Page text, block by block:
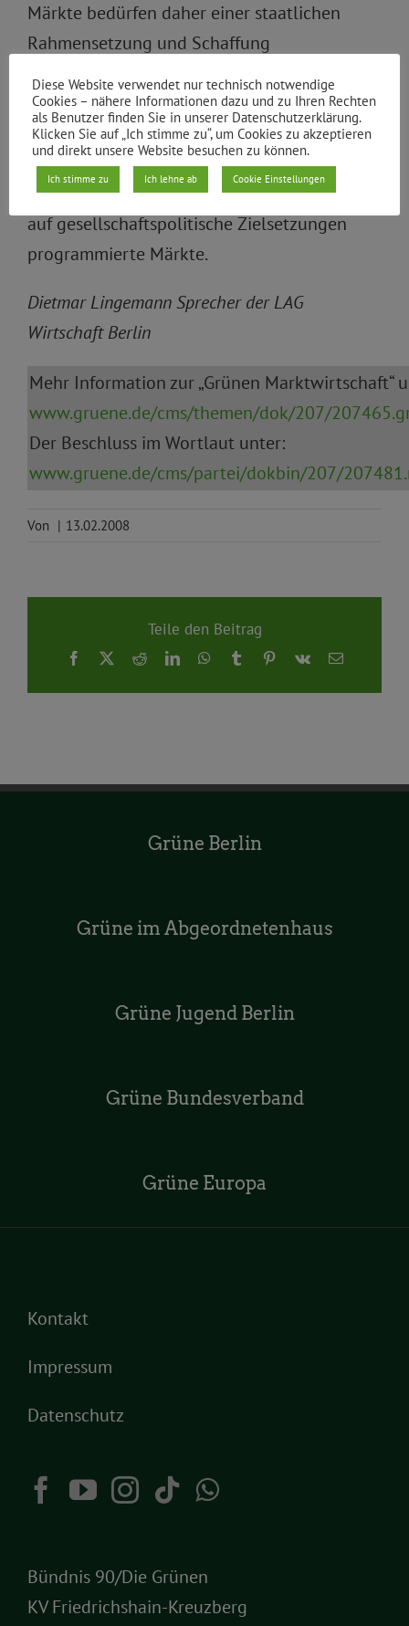
Märkte bedürfen daher einer staatlichen
Rahmensetzung und Schaffung
ökologischer und sozialer Ziele zu
funktionieren. Was unterscheidet also
Marktwirtschaft von Grüner Marktwirtschaft?
Antwort der BDK: Gesteuerte oder genauer:
auf gesellschaftspolitische Zielsetzungen
programmierte Märkte.
Dietmar Lingemann Sprecher der LAG
Wirtschaft Berlin
Mehr Information zur „Grünen Marktwirtschaft“
www.gruene.de/cms/themen/dok/207/
Der Beschluss im Wortlaut unter:
www.gruene.de/cms/partei/dokbin/207/
Von | 13.02.2008
Teile den Beitrag
Facebook
X RedditLinkedInWhatsApp
TumblrPinterest
Vk
E-
Grüne Berlin
Grüne im Abgeordnetenhaus
Grüne Jugend Berlin
Grüne Bundesverband
Grüne Europa
Kontakt
Impressum
Datenschutz
Bündnis 90/Die Grünen
KV Friedrichshain-Kreuzberg
Diese Website verwendet nur technisch notwendige
Cookies – nähere Informationen dazu und zu Ihren Rechten
als Benutzer finden Sie in unserer Datenschutzerklärung.
Klicken Sie auf „Ich stimme zu“, um Cookies zu akzeptieren
und direkt unsere Website besuchen zu können.
Ich stimme zu Ich lehne ab Cookie Einstellungen